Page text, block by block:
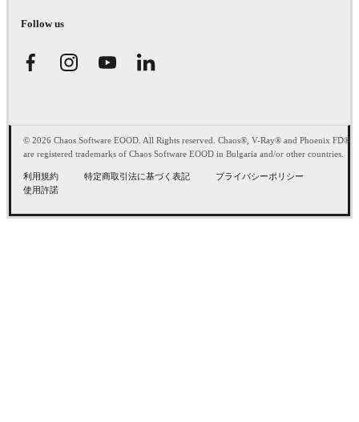
Follow us
© 2026 Chaos Software EOOD. All Rights reserved. Chaos®, V-Ray® and Phoenix FD®
are registered trademarks of Chaos Software EOOD in Bulgaria and/or other countries.
利用規約 特定商取引法に基づく表記
プライバシーポリシー
使用許諾